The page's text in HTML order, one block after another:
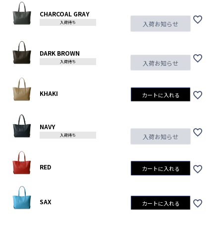
CHARCOAL GRAY
入荷待ち 入荷お知らせ
DARK BROWN
入荷待ち 入荷お知らせ
KHAKI カートに入れる
NAVY
入荷待ち 入荷お知らせ
RED カートに入れる
SAX カートに入れる